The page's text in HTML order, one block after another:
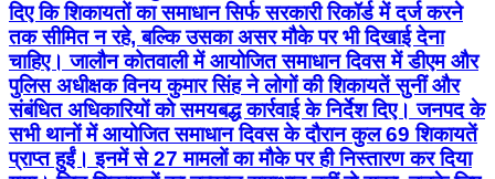
दिए कि शिकायतों का समाधान सिर्फ सरकारी रिकॉर्ड में दर्ज करने
तक सीमित न रहे, बल्कि उसका असर मौके पर भी दिखाई देना
चाहिए। जालौन कोतवाली में आयोजित समाधान दिवस में डीएम और
पुलिस अधीक्षक विनय कुमार सिंह ने लोगों की शिकायतें सुनीं और
संबंधित अधिकारियों को समयबद्ध कार्रवाई के निर्देश दिए। जनपद के
सभी थानों में आयोजित समाधान दिवस के दौरान कुल 69 शिकायतें
प्राप्त हुईं। इनमें से 27 मामलों का मौके पर ही निस्तारण कर दिया